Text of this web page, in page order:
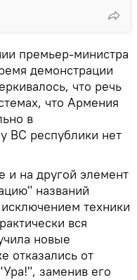
премьер-министра
демонстрации
что речь
что Армения
в
ВС республики нет
и на другой элемент
названий
техники
вся
новые
отказались от
заменив его